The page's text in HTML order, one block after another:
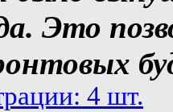
Это
4 шт.